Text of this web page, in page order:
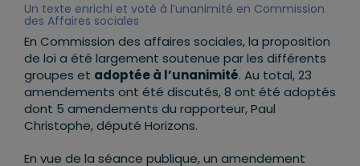
Un texte enrichi et voté à l’unanimité en Commission
des Affaires sociales
En Commission des affaires sociales, la proposition
de loi a été largement soutenue par les différents
groupes et adoptée à l’unanimité. Au total, 23
amendements ont été discutés, 8 ont été adoptés
dont 5 amendements du rapporteur, Paul
Christophe, député Horizons.
En vue de la séance publique, un amendement